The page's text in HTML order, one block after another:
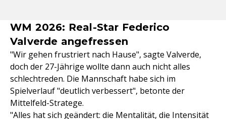
WM 2026: Real-Star Federico
Valverde angefressen
"Wir gehen frustriert nach Hause", sagte Valverde,
doch der 27-Jährige wollte dann auch nicht alles
schlechtreden. Die Mannschaft habe sich im
Spielverlauf "deutlich verbessert", betonte der
Mittelfeld-Stratege.
"Alles hat sich geändert: die Mentalität, die Intensität